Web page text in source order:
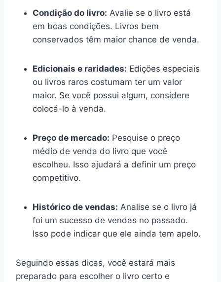
Condição do livro: Avalie se o livro está
em boas condições. Livros bem
conservados têm maior chance de venda.
Edicionais e raridades: Edições especiais
ou livros raros costumam ter um valor
maior. Se você possui algum, considere
colocá-lo à venda.
Preço de mercado: Pesquise o preço
médio de venda do livro que você
escolheu. Isso ajudará a definir um preço
competitivo.
Histórico de vendas: Analise se o livro já
foi um sucesso de vendas no passado.
Isso pode indicar que ele ainda tem apelo.
Seguindo essas dicas, você estará mais
preparado para escolher o livro certo e